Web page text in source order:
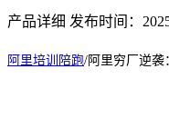
产品详细 发布时间：
阿里培训陪跑/阿里穷厂逆